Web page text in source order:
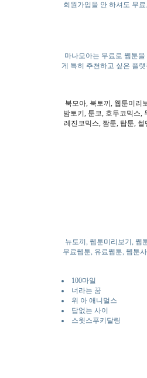
회원가입을 안 하셔도 무
마나모아는 무료로 웹툰
게 특히 추천하고 싶은 플
북모아, 북토끼, 웹툰미리
밤토키, 툰코, 호두코믹스,
레진코믹스, 짬툰, 탑툰,
뉴토끼, 웹툰미리보기, 웹
무료웹툰, 유료웹툰, 웹툰
100마일
너라는 꿈
위 아 애니멀스
답없는 사이
스윗스푸키달링